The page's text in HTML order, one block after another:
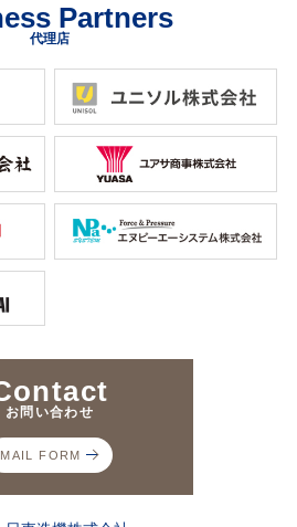
Partners
代理店
お問い合わせ
MAIL FORM